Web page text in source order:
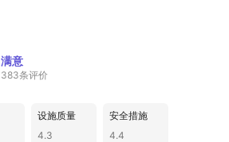
满意
383条评价
设施质量
4.3
安全措施
4.4